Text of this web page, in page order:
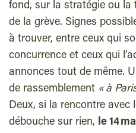
fond, sur la stratégie ou
de la grève. Signes
à trouver, entre ceux qui
concurrence et ceux qui
annonces tout de même.
de rassemblement « à
Deux, si la rencontre avec
débouche sur rien, le 14